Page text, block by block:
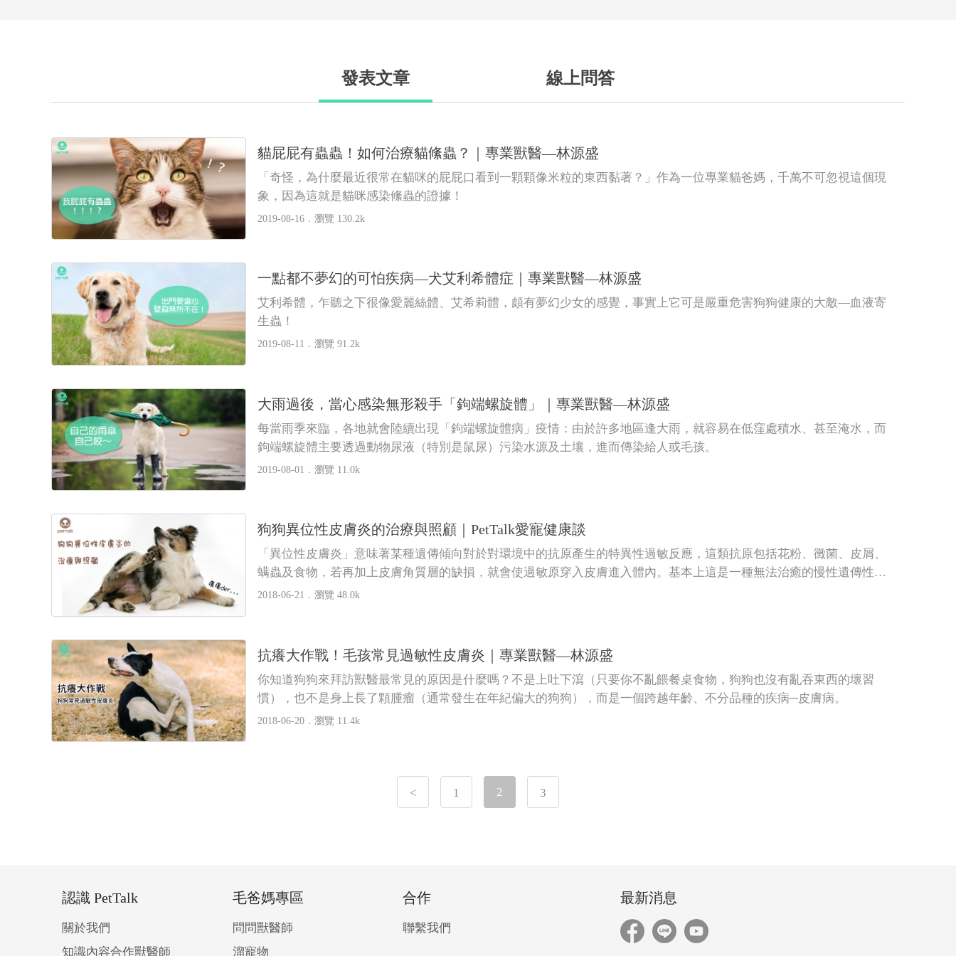
發表文章 線上問答
貓屁屁有蟲蟲！如何治療貓絛蟲？｜專業獸醫—林源盛
「奇怪，為什麼最近很常在貓咪的屁屁口看到一顆顆像米粒的東西黏著？」作為一位專業貓爸媽，千萬不可忽視這個現
象，因為這就是貓咪感染絛蟲的證據！
2019-08-16． 瀏覽 130.2k
一點都不夢幻的可怕疾病—犬艾利希體症｜專業獸醫—林源盛
艾利希體，乍聽之下很像愛麗絲體、艾希莉體，頗有夢幻少女的感覺，事實上它可是嚴重危害狗狗健康的大敵—血液寄
生蟲！
2019-08-11． 瀏覽 91.2k
大雨過後，當心感染無形殺手「鉤端螺旋體」｜專業獸醫—林源盛
每當雨季來臨，各地就會陸續出現「鉤端螺旋體病」疫情：由於許多地區逢大雨，就容易在低窪處積水、甚至淹水，而
鉤端螺旋體主要透過動物尿液（特別是鼠尿）污染水源及土壤，進而傳染給人或毛孩。
2019-08-01． 瀏覽 11.0k
狗狗異位性皮膚炎的治療與照顧｜PetTalk愛寵健康談
「異位性皮膚炎」意味著某種遺傳傾向對於對環境中的抗原產生的特異性過敏反應，這類抗原包括花粉、黴菌、皮屑、
螨蟲及食物，若再加上皮膚角質層的缺損，就會使過敏原穿入皮膚進入體內。基本上這是一種無法治癒的慢性遺傳性炎
症性疾病，所處的環境會影響疾病的嚴重程度；而某些基因會影響免疫功能，產生過度的反應，有時候會有難以忍受的
2018-06-21． 瀏覽 48.0k
抗癢大作戰！毛孩常見過敏性皮膚炎｜專業獸醫—林源盛
你知道狗狗來拜訪獸醫最常見的原因是什麼嗎？不是上吐下瀉（只要你不亂餵餐桌食物，狗狗也沒有亂吞東西的壞習
慣），也不是身上長了顆腫瘤（通常發生在年紀偏大的狗狗），而是一個跨越年齡、不分品種的疾病─皮膚病。
2018-06-20． 瀏覽 11.4k
< 1 2 3
認識 PetTalk
關於我們
知識內容合作獸醫師
毛爸媽專區
問問獸醫師
溜寵物
合作
聯繫我們
最新消息